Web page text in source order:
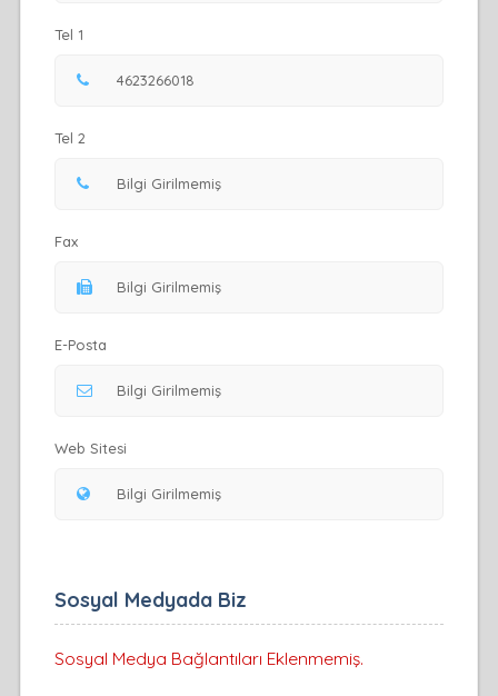
Tel 1
Tel 2
Fax
E-Posta
Web Sitesi
Sosyal Medyada Biz
Sosyal Medya Bağlantıları Eklenmemiş.